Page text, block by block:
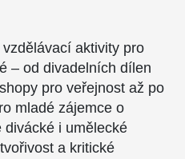
aktivity pro
– od divadelních dílen
pro veřejnost až po
mladé zájemce o
divácké i umělecké
a kritické